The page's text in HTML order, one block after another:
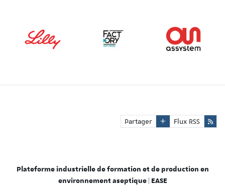
Partager Flux RSS
Plateforme industrielle de formation et de production en
environnement aseptique | EASE